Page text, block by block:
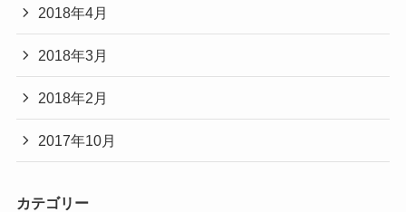
2018年4月
2018年3月
2018年2月
2017年10月
カテゴリー